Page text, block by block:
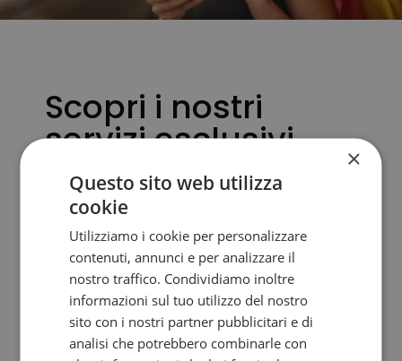
Scopri i nostri
servizi esclusivi
Autoservizi Delfino rende più semplici i
vostri spostamenti offrendo un servizio di
noleggio con conducente con personale
professionale e discreto che vi
accompagnerà per le vie dello shopping
della Provincia di Venezia; Noventa Outlet
Village, Centri Commerciali oppure
direttamente nel cuore del centro delle
×
Questo sito web utilizza
cookie
Utilizziamo i cookie per personalizzare
contenuti, annunci e per analizzare il
nostro traffico. Condividiamo inoltre
informazioni sul tuo utilizzo del nostro
sito con i nostri partner pubblicitari e di
analisi che potrebbero combinarle con